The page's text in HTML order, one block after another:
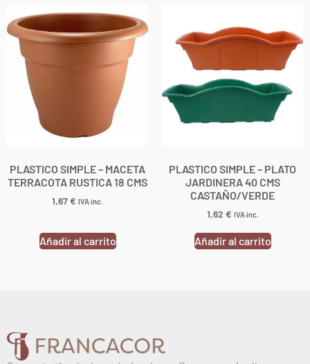
PLASTICO SIMPLE – MACETA
TERRACOTA RUSTICA 18 CMS
1,67€ IVA inc.
Añadir al carrito
PLASTICO SIMPLE – PLATO
JARDINERA 40 CMS
CASTAÑO/VERDE
1,62 € IVA inc.
Añadir al carrito